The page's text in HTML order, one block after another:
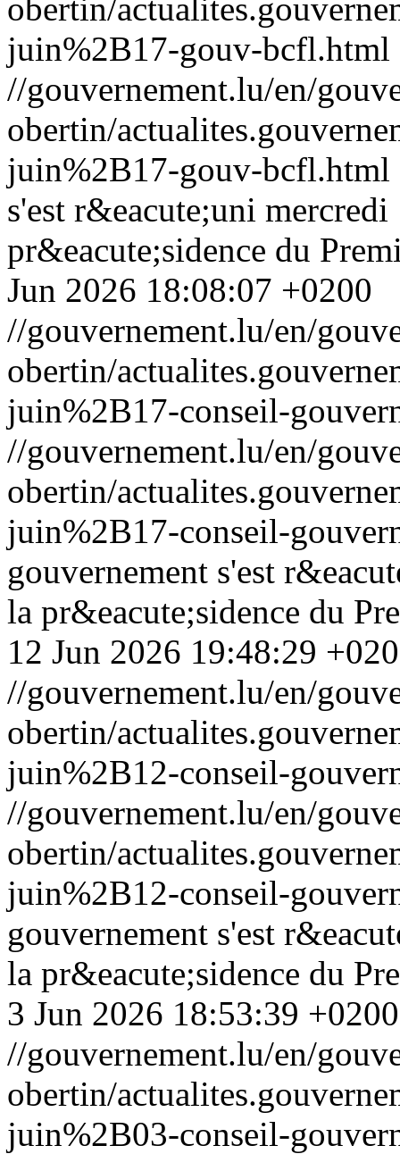
obertin/
juin%2B17-gouv-bcfl.html
//gouvernement.lu/en/
obertin/
juin%2B17-gouv-bcfl.html
s'est r&eacute;uni
pr&eacute;sidence du
Jun 2026 18:08:07 +0200
//gouvernement.lu/en/
obertin/
juin%2B17-conseil-
//gouvernement.lu/en/
obertin/
juin%2B17-conseil-
gouvernement s'est
la pr&eacute;sidence du
12 Jun 2026 19:48:29
//gouvernement.lu/en/
obertin/
juin%2B12-conseil-
//gouvernement.lu/en/
obertin/
juin%2B12-conseil-
gouvernement s'est
la pr&eacute;sidence du
3 Jun 2026 18:53:39 +0200
//gouvernement.lu/en/
obertin/
juin%2B03-conseil-